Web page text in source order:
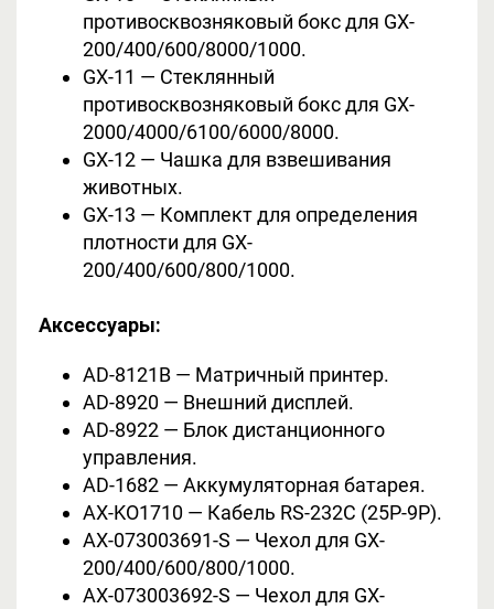
противосквозняковый бокс для GX-
200/400/600/8000/1000.
GX-11 — Стеклянный
противосквозняковый бокс для GX-
2000/4000/6100/6000/8000.
GX-12 — Чашка для взвешивания
животных.
GX-13 — Комплект для определения
плотности для GX-
200/400/600/800/1000.
Аксессуары:
AD-8121В — Матричный принтер.
AD-8920 — Внешний дисплей.
AD-8922 — Блок дистанционного
управления.
AD-1682 — Аккумуляторная батарея.
AX-KO1710 — Кабель RS-232C (25P-9P).
AX-073003691-S — Чехол для GX-
200/400/600/800/1000.
AX-073003692-S — Чехол для GX-